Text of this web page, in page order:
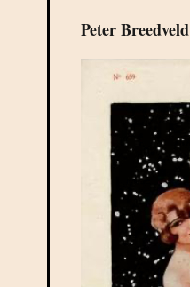
Peter Breedveld